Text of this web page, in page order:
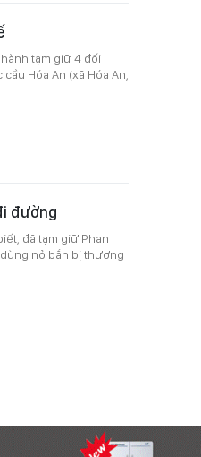
tạm giữ 4 đối
Hóa An (xã Hóa An,
đường
đã tạm giữ Phan
nỏ bắn bị thương